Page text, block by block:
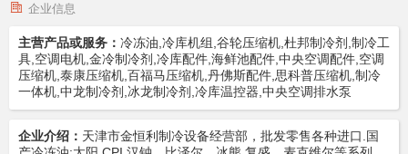
企业信息
主营产品或服务： 冷冻油,冷库机组,谷轮压缩机,杜邦制冷剂,制冷工
具,空调电机,金冷制冷剂,冷库配件,海鲜池配件,中央空调配件,空调
压缩机,泰康压缩机,百福马压缩机,丹佛斯配件,思科普压缩机,制冷
一体机,中龙制冷剂,冰龙制冷剂,冷库温控器,中央空调排水泵
企业介绍： 天津市金恒利制冷设备经营部，批发零售各种进口.国